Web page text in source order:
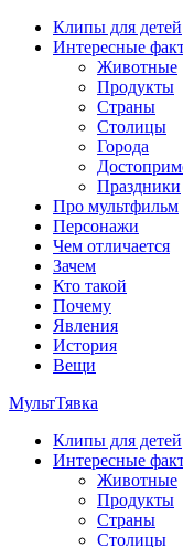
Перейти
содержимому
Клипы для детей
Интересные
Животные
Продукты
Страны
Столицы
Города
Праздники
Про мультфильм
Персонажи
Чем отличается
Зачем
Кто такой
Почему
Явления
История
Вещи
МультТявка
интересные факты
мультфильмов, мульт-
клипы, интересные
мультфильмов
Клипы для детей
Интересные
Животные
Продукты
Страны
Столицы